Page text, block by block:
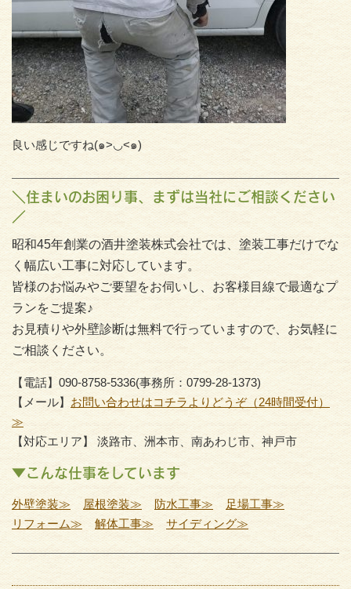
良い感じですね(๑>◡<๑)
＼住まいのお困り事、まずは当社にご相談ください
／
昭和45年創業の酒井塗装株式会社では、塗装工事だけでな
く幅広い工事に対応しています。
皆様のお悩みやご要望をお伺いし、お客様目線で最適なプ
ランをご提案♪
お見積りや外壁診断は無料で行っていますので、お気軽に
ご相談ください。
【電話】090-8758-5336(事務所：0799-28-1373)
【メール】 お問い合わせはコチラよりどうぞ（24時間受付）
≫
【対応エリア】 淡路市、洲本市、南あわじ市、神戸市
▼こんな仕事をしています
外壁塗装≫ 屋根塗装≫ 防水工事≫
足場工事≫
リフォーム≫
解体工事≫ サイディング≫